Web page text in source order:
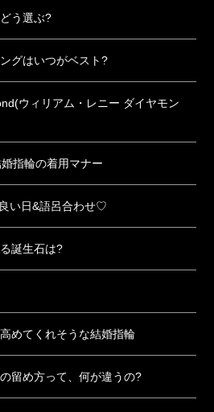
う選ぶ?
グはいつがベスト?
ウィリアム・レニー ダイヤモン
指輪の着用マナー
い日&語呂合わせ♡
誕生石は?
めてくれそうな結婚指輪
留め方って、何が違うの?